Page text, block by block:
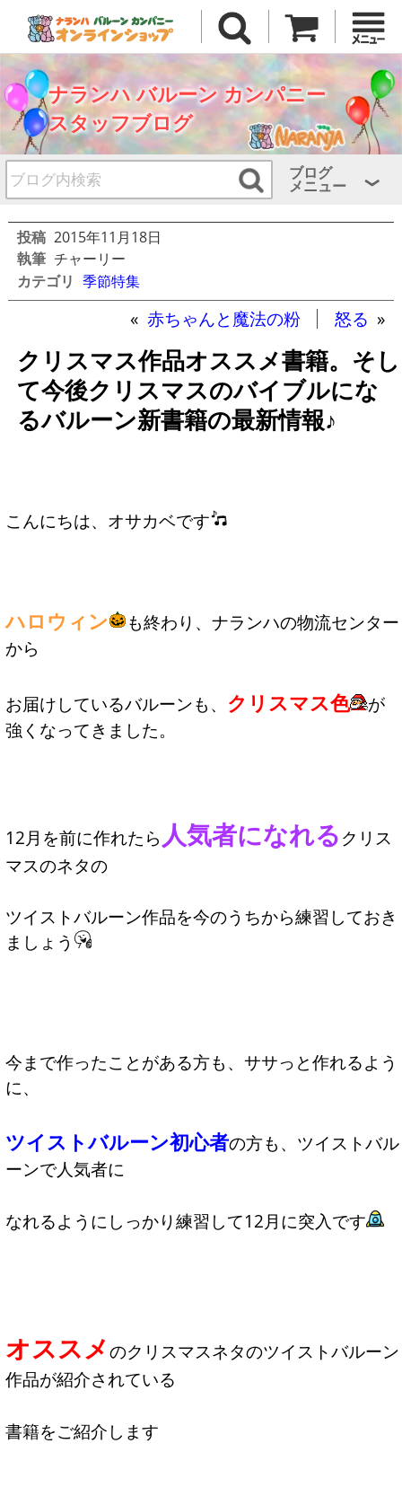
ナランハ バルーン カンパニー
スタッフブログ
ブログ
メニュー
投稿 2015年11月18日
執筆 チャーリー
カテゴリ 季節特集
« 赤ちゃんと魔法の粉 怒る »
クリスマス作品オススメ書籍。そし
て今後クリスマスのバイブルにな
るバルーン新書籍の最新情報♪
こんにちは、オサカベです
ハロウィン
も終わり、ナランハの物流センター
から
お届けしているバルーンも、 クリスマス色
が
強くなってきました。
12月を前に作れたら 人気者になれる クリス
マスのネタの
ツイストバルーン作品を今のうちから練習しておき
ましょう
今まで作ったことがある方も、ササっと作れるよう
に、
ツイストバルーン初心者の方も、ツイストバル
ーンで人気者に
なれるようにしっかり練習して12月に突入です
オススメ のクリスマスネタのツイストバルーン
作品が紹介されている
書籍をご紹介します